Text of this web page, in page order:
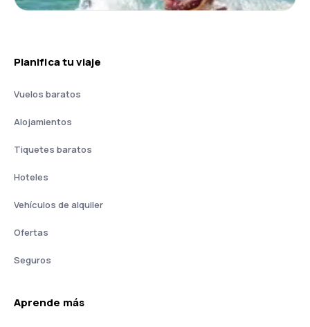
Planifica tu viaje
Vuelos baratos
Alojamientos
Tiquetes baratos
Hoteles
Vehículos de alquiler
Ofertas
Seguros
Aprende más